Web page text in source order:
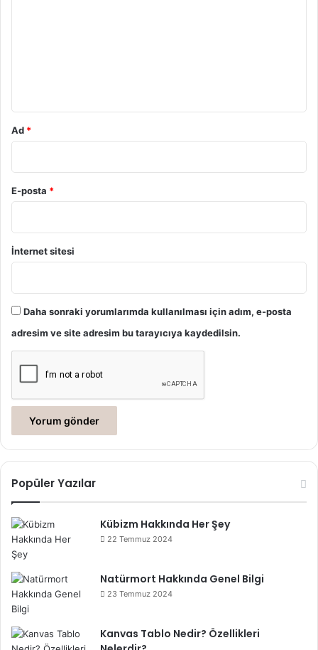
Ad *
E-posta *
İnternet sitesi
Daha sonraki yorumlarımda kullanılması için adım, e-posta
adresim ve site adresim bu tarayıcıya kaydedilsin.
Popüler Yazılar
Kübizm Hakkında Her Şey
22 Temmuz 2024
Natürmort Hakkında Genel Bilgi
23 Temmuz 2024
Kanvas Tablo Nedir? Özellikleri